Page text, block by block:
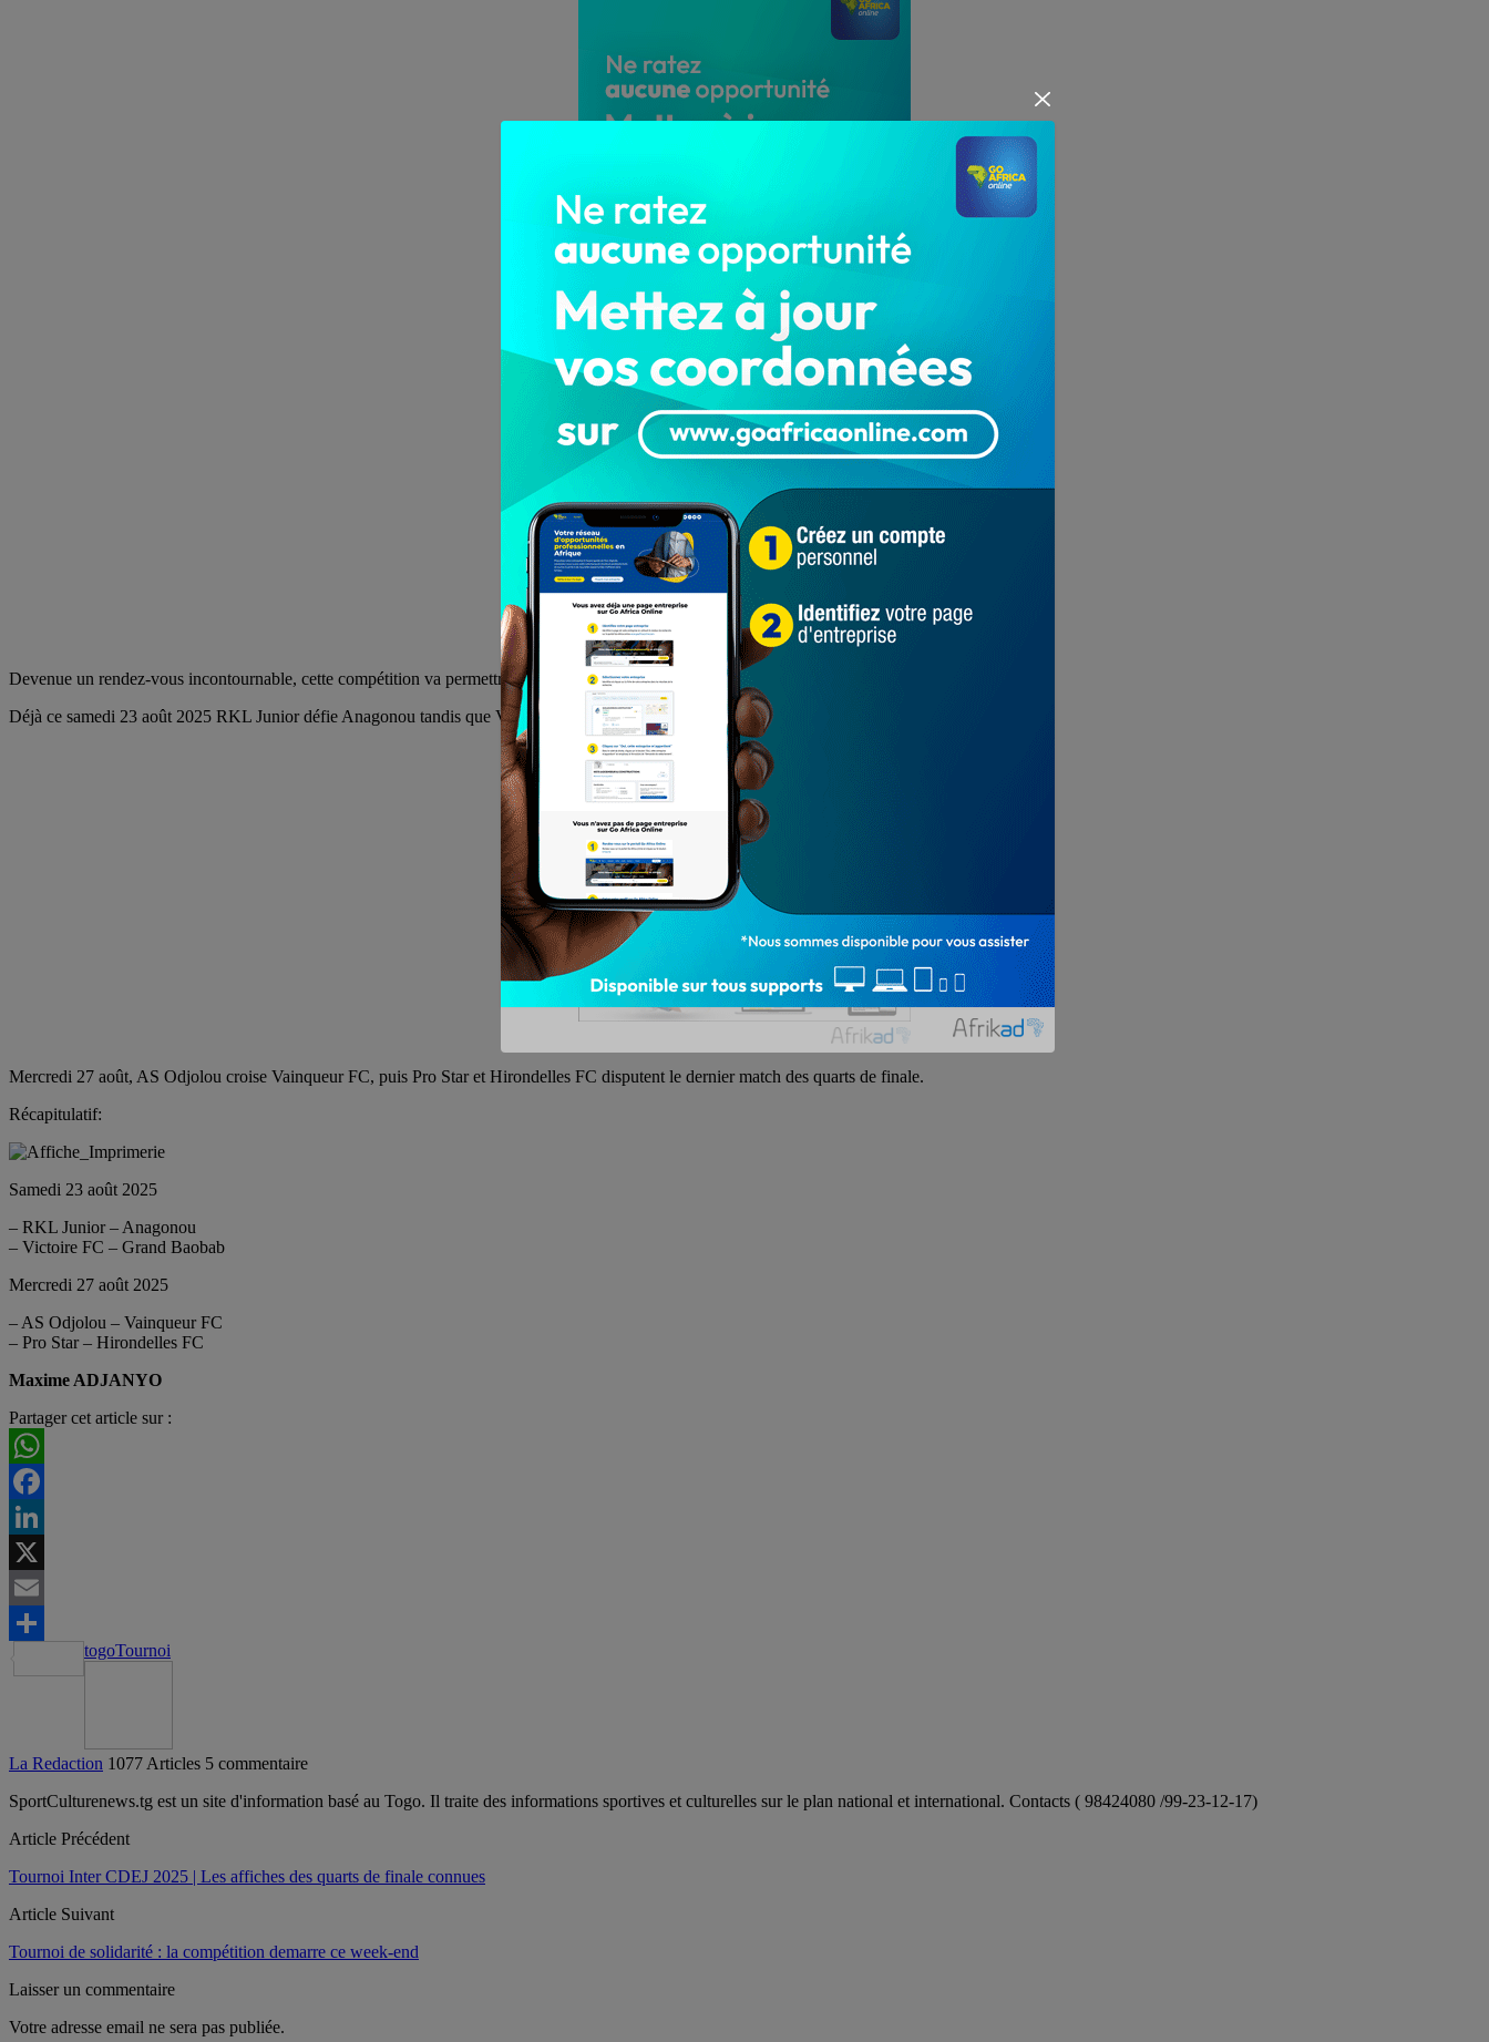
Devenue un rendez-vous incontournable, cette compétition va permettre aux populations, la culture du vivre ensemble et l’épanouissement.
Déjà ce samedi 23 août 2025 RKL Junior défie Anagonou tandis que Victoire FC va se mesurer au Grand Baobab.
Mercredi 27 août, AS Odjolou croise Vainqueur FC, puis Pro Star et Hirondelles FC disputent le dernier match des quarts de finale.
Récapitulatif:
Samedi 23 août 2025
– RKL Junior – Anagonou
– Victoire FC – Grand Baobab
Mercredi 27 août 2025
– AS Odjolou – Vainqueur FC
– Pro Star – Hirondelles FC
Maxime ADJANYO
Partager cet article sur :
WhatsApp
Facebook
LinkedIn
X
Email
Partager
togoTournoi
La Redaction 1077 Articles 5 commentaire
SportCulturenews.tg est un site d'information basé au Togo. Il traite des informations sportives et culturelles sur le plan national et international. Contacts ( 98424080 /99-23-12-17)
Article Précédent
Tournoi Inter CDEJ 2025 | Les affiches des quarts de finale connues
Article Suivant
Tournoi de solidarité : la compétition demarre ce week-end
Laisser un commentaire
Votre adresse email ne sera pas publiée.